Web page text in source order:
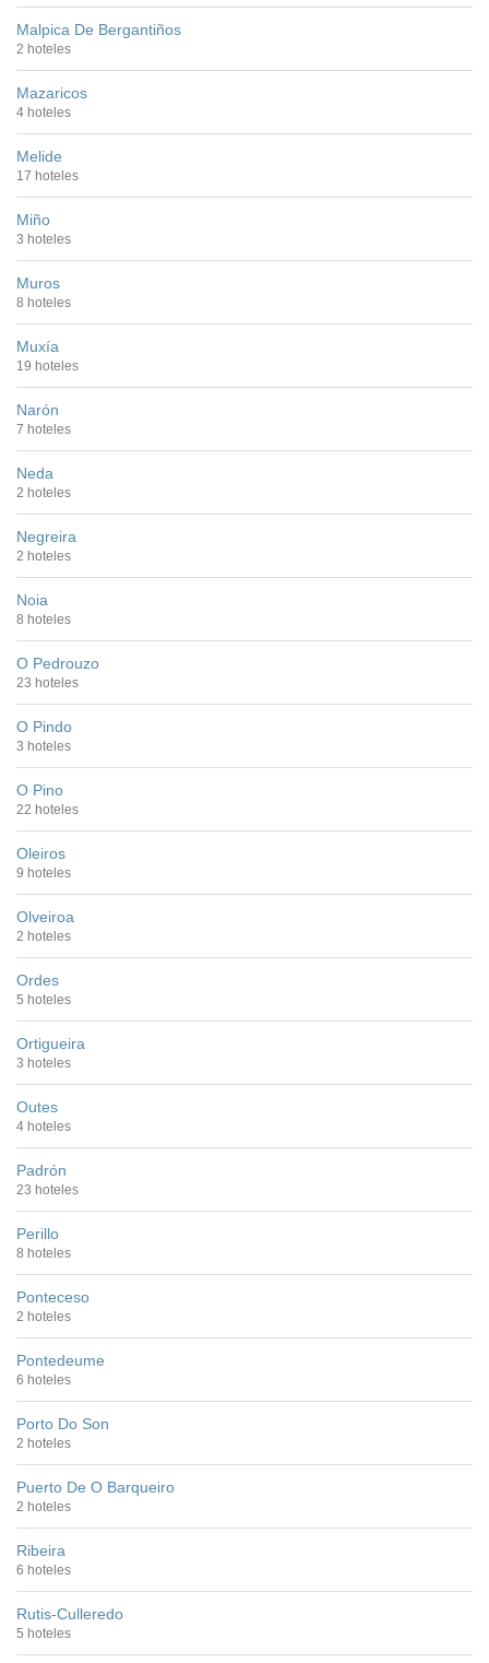
Malpica De Bergantiños
2 hoteles
Mazaricos
4 hoteles
Melide
17 hoteles
Miño
3 hoteles
Muros
8 hoteles
Muxía
19 hoteles
Narón
7 hoteles
Neda
2 hoteles
Negreira
2 hoteles
Noia
8 hoteles
O Pedrouzo
23 hoteles
O Pindo
3 hoteles
O Pino
22 hoteles
Oleiros
9 hoteles
Olveiroa
2 hoteles
Ordes
5 hoteles
Ortigueira
3 hoteles
Outes
4 hoteles
Padrón
23 hoteles
Perillo
8 hoteles
Ponteceso
2 hoteles
Pontedeume
6 hoteles
Porto Do Son
2 hoteles
Puerto De O Barqueiro
2 hoteles
Ribeira
6 hoteles
Rutis-Culleredo
5 hoteles